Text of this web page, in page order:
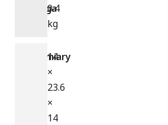
Waga
0.4
kg
Wymiary
14
×
23.6
×
14